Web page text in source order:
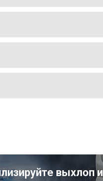
выхлоп и